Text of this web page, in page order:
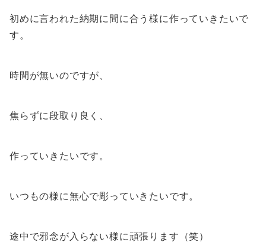
初めに言われた納期に間に合う様に作っていきたいで
す。
時間が無いのですが、
焦らずに段取り良く、
作っていきたいです。
いつもの様に無心で彫っていきたいです。
途中で邪念が入らない様に頑張ります（笑）